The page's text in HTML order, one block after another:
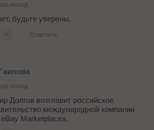
назад
будьте уверены.
Ответить
назад
Долгов возглавит российское
международной компании
Marketplaces.